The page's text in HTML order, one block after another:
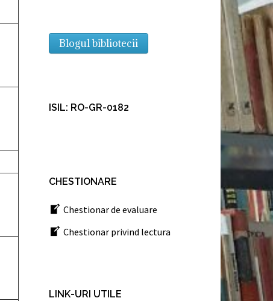
Blogul bibliotecii
ISIL: RO-GR-0182
CHESTIONARE
Chestionar de evaluare
Chestionar privind lectura
LINK-URI UTILE